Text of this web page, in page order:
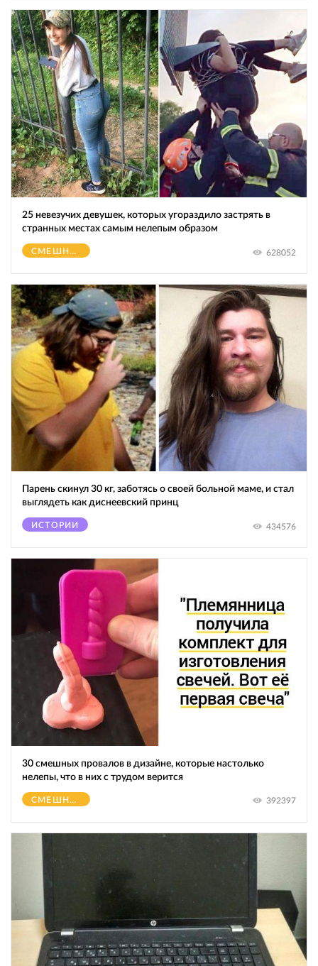
25 невезучих девушек, которых угораздило застрять в
странных местах самым нелепым образом
СМЕШНОЕ 628052
Парень скинул 30 кг, заботясь о своей больной маме, и стал
выглядеть как диснеевский принц
ИСТОРИИ 434576
30 смешных провалов в дизайне, которые настолько
нелепы, что в них с трудом верится
СМЕШНОЕ 392397